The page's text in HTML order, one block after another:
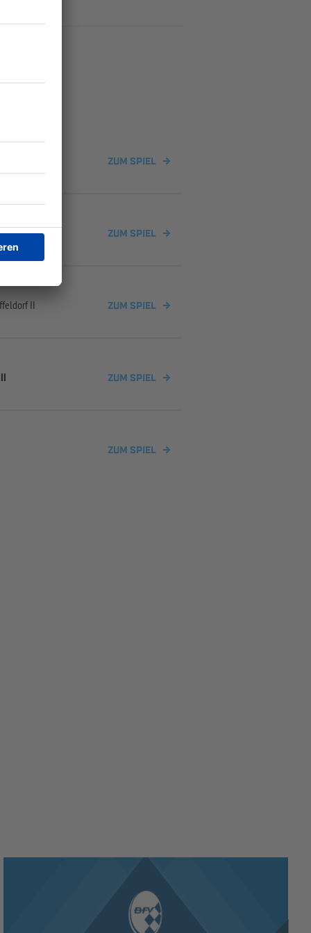
ZUM SPIEL
ZUM SPIEL
II ZUM SPIEL
ZUM SPIEL
ZUM SPIEL